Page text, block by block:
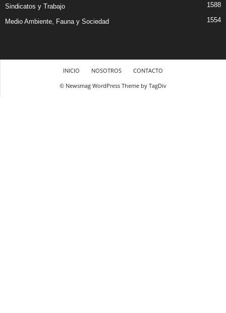
Sindicatos y Trabajo 1588
Medio Ambiente, Fauna y Sociedad 1554
INICIO NOSOTROS
CONTACTO
© Newsmag WordPress Theme by TagDiv